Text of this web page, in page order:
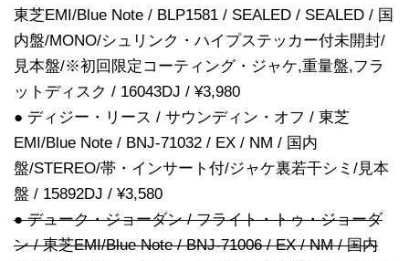
東芝EMI/Blue Note / BLP1581 / SEALED / SEALED / 国
内盤/MONO/シュリンク・ハイプステッカー付未開封/
見本盤/※初回限定コーティング・ジャケ,重量盤,フラ
ットディスク / 16043DJ / ¥3,980
● ディジー・リース / サウンディン・オフ / 東芝
EMI/Blue Note / BNJ-71032 / EX / NM / 国内
盤/STEREO/帯・インサート付/ジャケ裏若干シミ/見本
盤 / 15892DJ / ¥3,580
● デューク・ジョーダン / フライト・トゥ・ジョーダ
ン / 東芝EMI/Blue Note / BNJ-71006 / EX / NM / 国内